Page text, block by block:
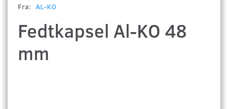
Fra: AL-KO
Fedtkapsel Al-KO 48
mm